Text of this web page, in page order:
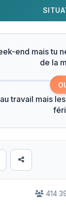
end mais tu
de la
travail mais
414